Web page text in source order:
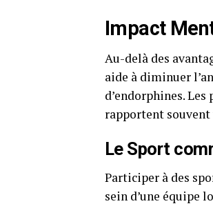
Impact
Au-delà des
aide à diminuer
d’endorphines.
rapportent
Le Sport
Participer à des
sein d’une équipe